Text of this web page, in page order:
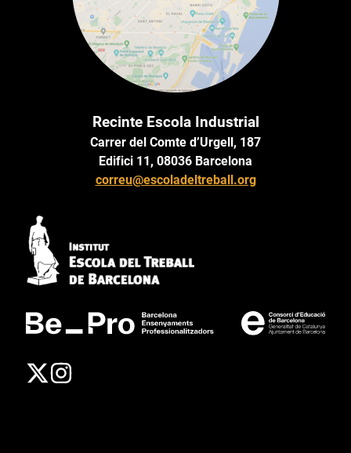
Recinte Escola Industrial
Carrer del Comte d’Urgell, 187
Edifici 11, 08036 Barcelona
correu@escoladeltreball.org